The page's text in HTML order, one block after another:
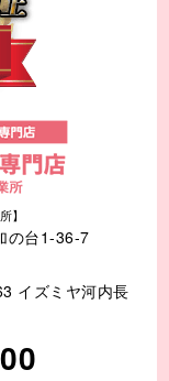
】
の台1-36-7
イズミヤ河内長